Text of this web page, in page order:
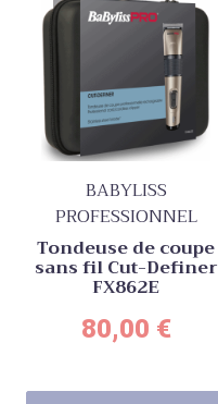
BABYLISS
PROFESSIONNEL
Tondeuse de coupe
sans fil Cut-Definer
FX862E
80,00 €